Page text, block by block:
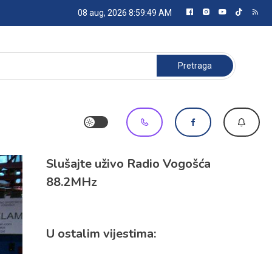
08 aug, 2026 8:59:50 AM
Pretraga:
Slušajte uživo Radio Vogošća
88.2MHz
U ostalim vijestima: